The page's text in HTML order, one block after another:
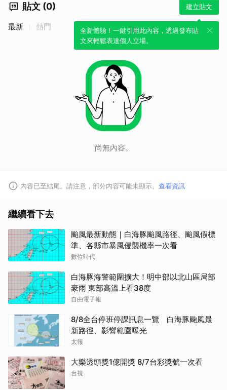
貼文 (0) 建立貼文
全新體驗！一鍵引用此內容，透過發布貼
文來輕鬆表達個人立場。
最新 熱門
尚無內容。
內容已至結尾。請注意，部分內容可能未顯示。 查看資訊
繼續看下去
颱風最新動態｜白海豚颱風路徑、颱風假標
準、各縣市暴風侵襲機率一次看
數位時代
白海豚海警範圍擴大！明中部以北山區局部
豪雨 東部高溫上看38度
自由電子報
8/8全台停班停課訊息一覽 白海豚颱風最
新路徑、影響範圍曝光
太報
大樂透頭獎1億開獎 8/7台彩獎號一次看
台視